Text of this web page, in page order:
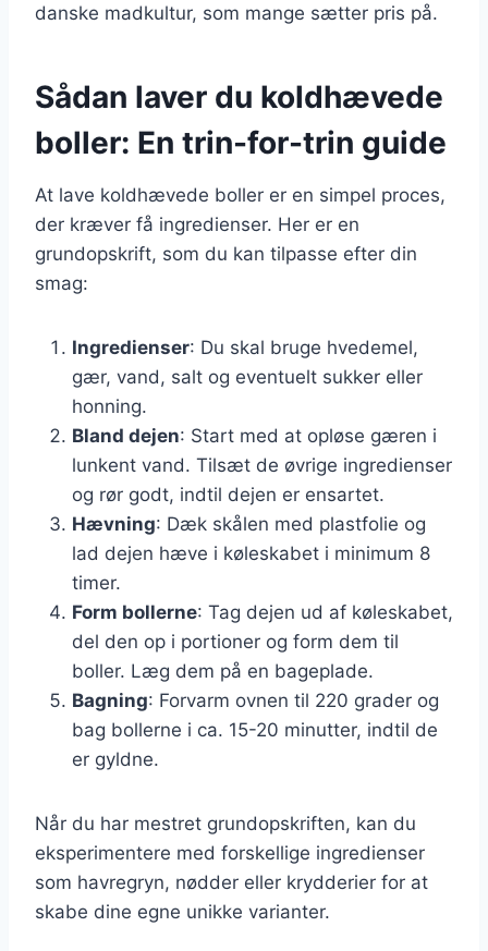
danske madkultur, som mange sætter pris på.
Sådan laver du koldhævede
boller: En trin-for-trin guide
At lave koldhævede boller er en simpel proces,
der kræver få ingredienser. Her er en
grundopskrift, som du kan tilpasse efter din
smag:
Ingredienser: Du skal bruge hvedemel,
gær, vand, salt og eventuelt sukker eller
honning.
Bland dejen: Start med at opløse gæren i
lunkent vand. Tilsæt de øvrige ingredienser
og rør godt, indtil dejen er ensartet.
Hævning: Dæk skålen med plastfolie og
lad dejen hæve i køleskabet i minimum 8
timer.
Form bollerne: Tag dejen ud af køleskabet,
del den op i portioner og form dem til
boller. Læg dem på en bageplade.
Bagning: Forvarm ovnen til 220 grader og
bag bollerne i ca. 15-20 minutter, indtil de
er gyldne.
Når du har mestret grundopskriften, kan du
eksperimentere med forskellige ingredienser
som havregryn, nødder eller krydderier for at
skabe dine egne unikke varianter.